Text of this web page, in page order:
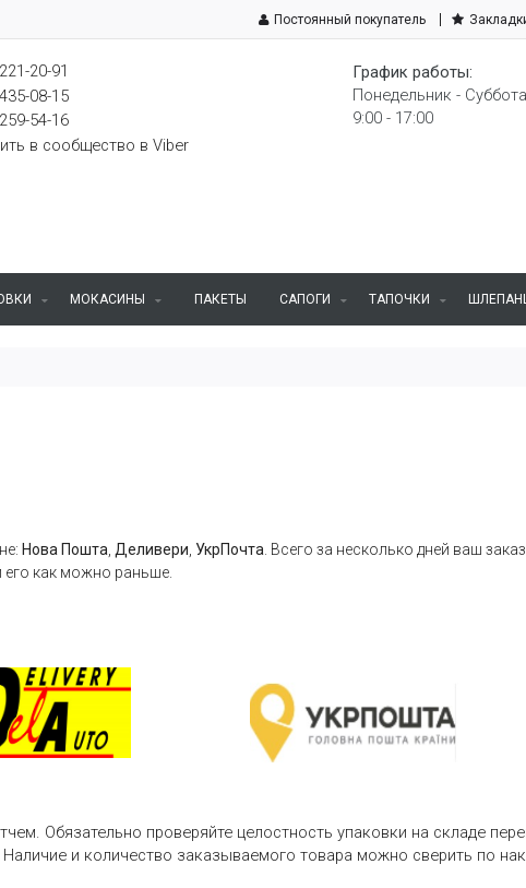
Постоянный покупатель
20-91
08-15
54-16
в сообщество в Viber
График работы:
Понедельник - Суббота
9:00 - 17:00
МОКАСИНЫ ПАКЕТЫ САПОГИ ТАПОЧКИ
Нова Пошта Деливери УкрПочта . Всего за несколько дней ваш
как можно раньше.
Обязательно проверяйте целостность упаковки на складе
и количество заказываемого товара можно сверить по